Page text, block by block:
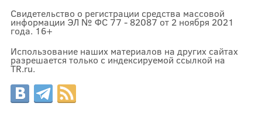
Свидетельство о регистрации средства массовой
информации ЭЛ № ФС 77 - 82087 от 2 ноября 2021
года. 16+
Использование наших материалов на других сайтах
разрешается только с индексируемой ссылкой на
TR.ru.